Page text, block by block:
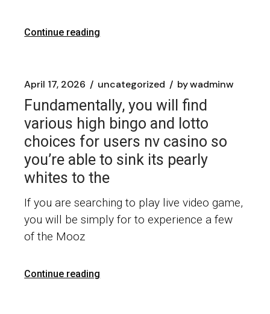
Continue reading
April 17, 2026 uncategorized bywadminw
Fundamentally, you will find
various high bingo and lotto
choices for users nv casino so
you’re able to sink its pearly
whites to the
If you are searching to play live video game,
you will be simply for to experience a few
of the Mooz
Continue reading